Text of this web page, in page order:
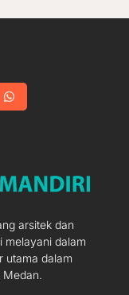
arsitek dan
melayani dalam
utama dalam
Medan.